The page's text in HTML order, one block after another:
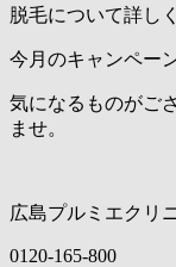
脱毛について詳し
今月のキャンペー
気になるものがご
ませ。
広島プルミエクリ
0120-165-800